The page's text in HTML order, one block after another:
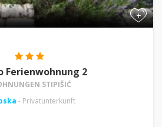
+
Ferienwohnung 2
STIPIŠIĆ
- Privatunterkunft